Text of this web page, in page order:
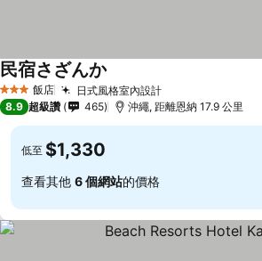
3 星級 飯店 日式風格室內設計
民宿さざんか
8.9 超級讚 465 沖繩, 距離恩納 17.9 公里
低至 $1,330
查看其他 6 個網站的價格